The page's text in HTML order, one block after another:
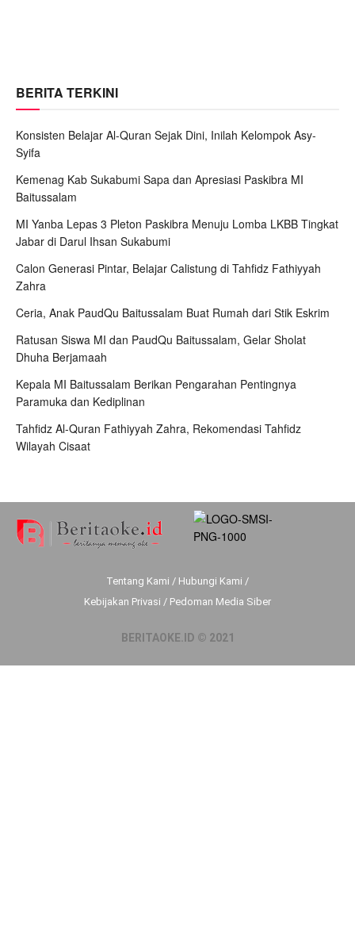
BERITA TERKINI
Konsisten Belajar Al-Quran Sejak Dini, Inilah Kelompok Asy-
Syifa
Kemenag Kab Sukabumi Sapa dan Apresiasi Paskibra MI
Baitussalam
MI Yanba Lepas 3 Pleton Paskibra Menuju Lomba LKBB Tingkat
Jabar di Darul Ihsan Sukabumi
Calon Generasi Pintar, Belajar Calistung di Tahfidz Fathiyyah
Zahra
Ceria, Anak PaudQu Baitussalam Buat Rumah dari Stik Eskrim
Ratusan Siswa MI dan PaudQu Baitussalam, Gelar Sholat
Dhuha Berjamaah
Kepala MI Baitussalam Berikan Pengarahan Pentingnya
Paramuka dan Kediplinan
Tahfidz Al-Quran Fathiyyah Zahra, Rekomendasi Tahfidz
Wilayah Cisaat
Tentang Kami / Hubungi Kami /
Kebijakan Privasi / Pedoman Media Siber
BERITAOKE.ID © 2021